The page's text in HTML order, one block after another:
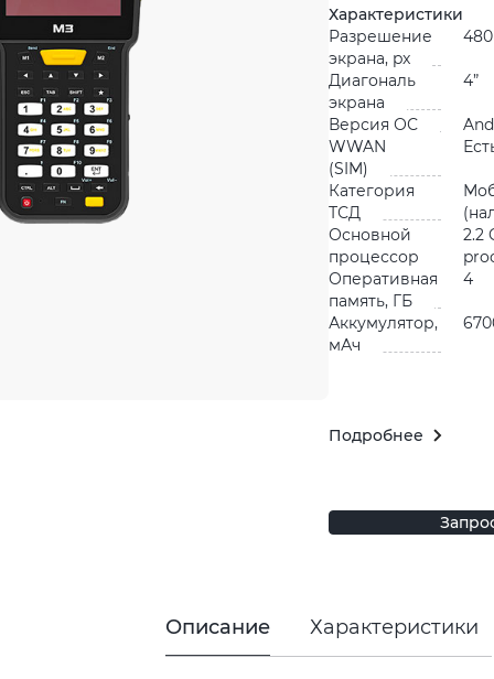
Характеристики
Разрешение
экрана, px
Диагональ
экрана
4”
Версия ОС
WWAN
(SIM)
Категория
ТСД
Основной
процессор
2.2
Оперативная
память, ГБ
4
Аккумулятор,
мАч
Подробнее
Описание Характеристики